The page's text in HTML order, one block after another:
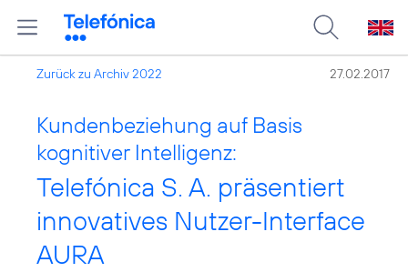
Zurück zu Archiv 2022 27.02.2017
Kundenbeziehung auf Basis
kognitiver Intelligenz:
Telefónica S. A. präsentiert
innovatives Nutzer-Interface
AURA